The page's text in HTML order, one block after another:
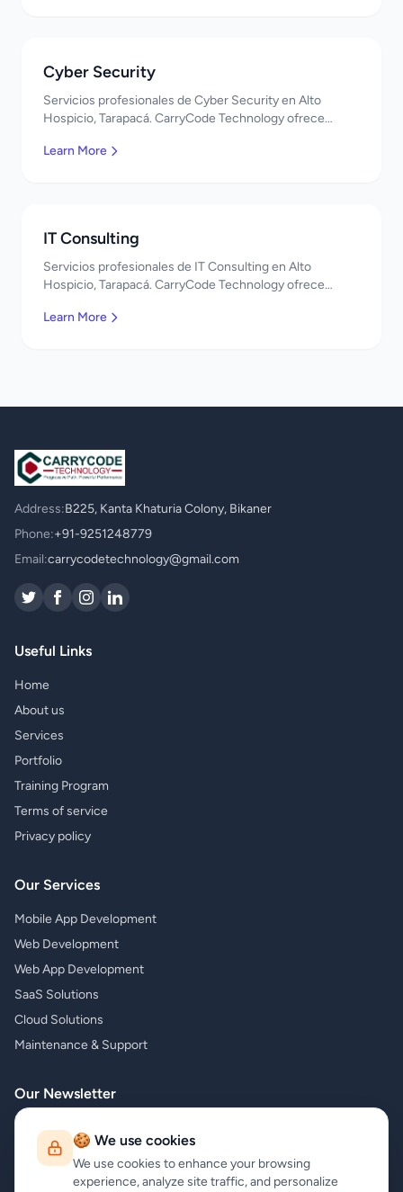
Cyber Security
Servicios profesionales de Cyber Security en Alto
Hospicio, Tarapacá. CarryCode Technology ofrece
Learn More
IT Consulting
Servicios profesionales de IT Consulting en Alto
Hospicio, Tarapacá. CarryCode Technology ofrece
Learn More
Address:B225, Kanta Khaturia Colony, Bikaner
Phone:+91-9251248779
Email:carrycodetechnology@gmail.com
Useful Links
Home
About us
Services
Portfolio
Training Program
Terms of service
Privacy policy
Our Services
Mobile App Development
Web Development
Web App Development
SaaS Solutions
Cloud Solutions
Maintenance & Support
Our Newsletter
Subscribe to our newsletter and receive the latest news about our
products and services!
🍪 We use cookies
We use cookies to enhance your browsing
experience, analyze site traffic, and personalize